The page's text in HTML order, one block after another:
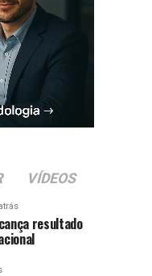
VÍDEOS
resultado